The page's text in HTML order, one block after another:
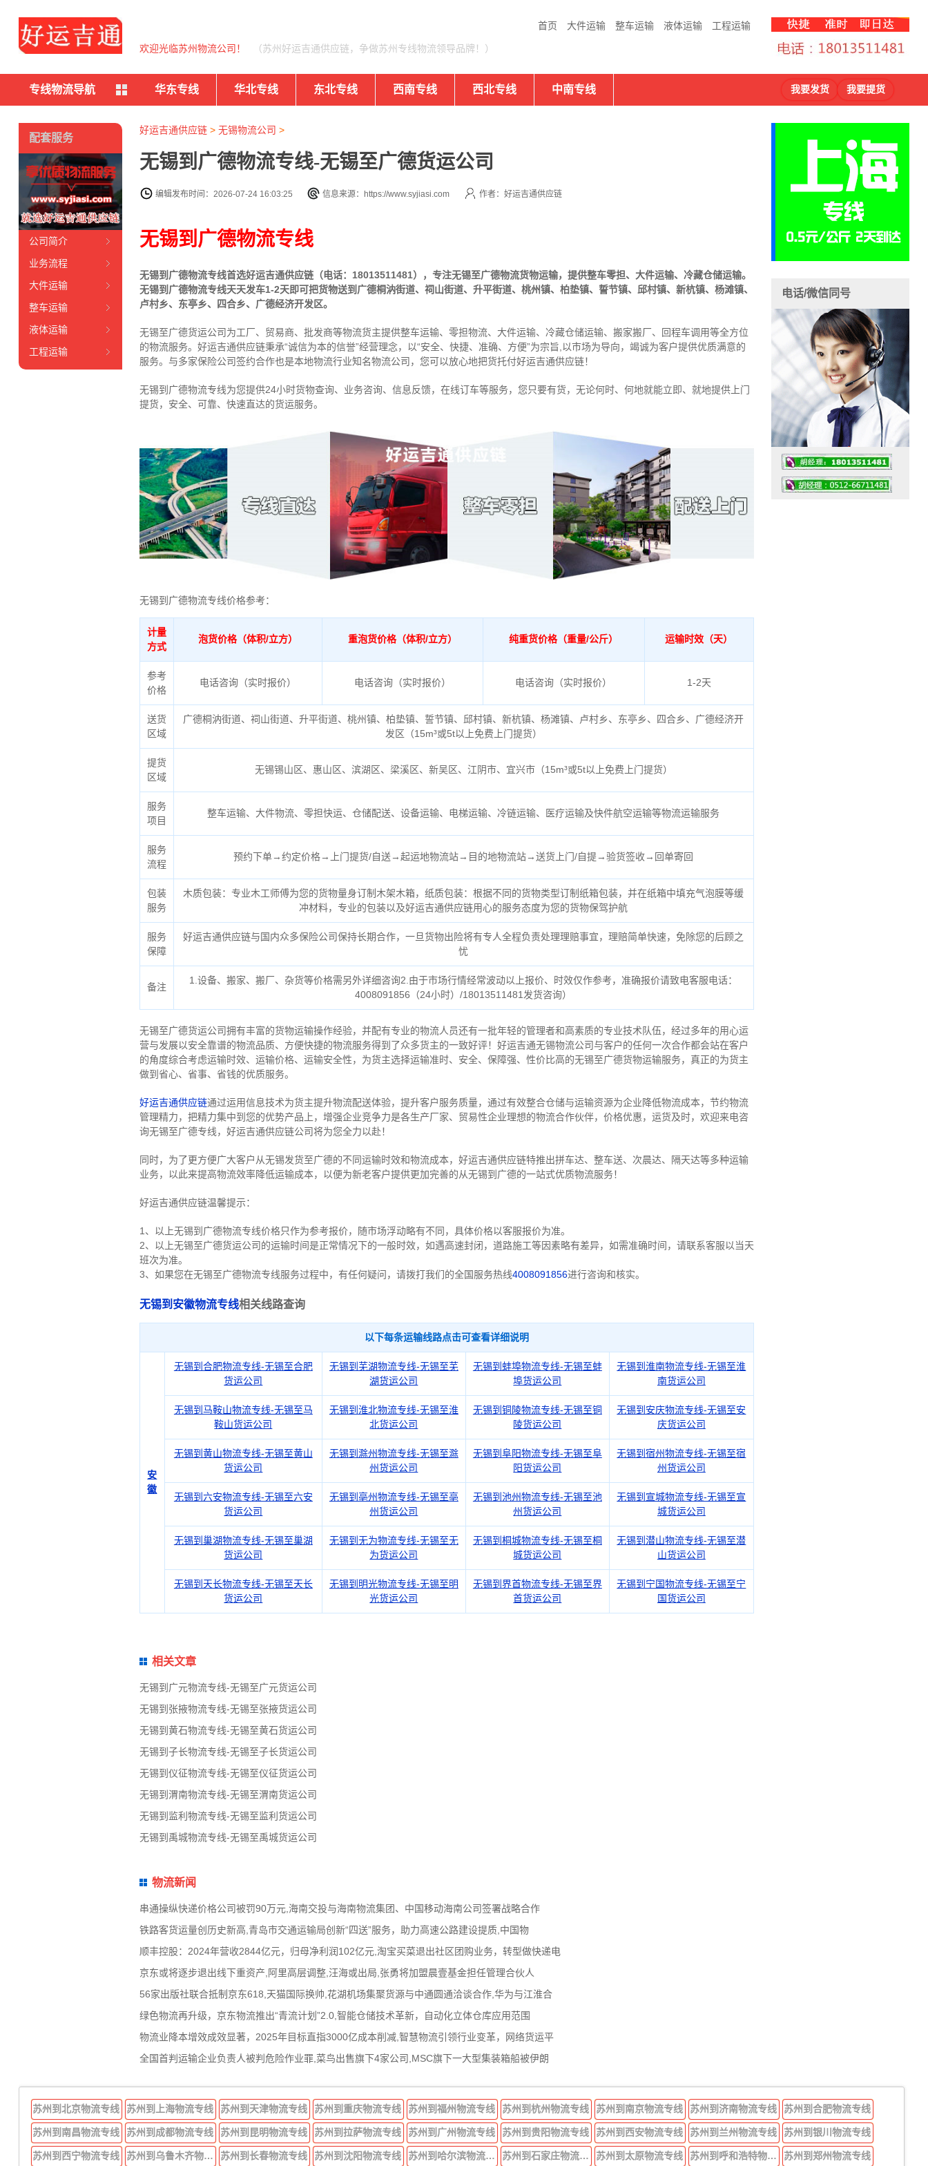
首页 大件运输 整车运输 液体运输 工程运输
欢迎光临苏州物流公司！ （苏州好运吉通供应链，争做苏州专线物流领导品牌！）
专线物流导航 华东专线 华北专线 东北专线 西南专线 西北专线 中南专线 我要发货 我要提货
好运吉通供应链> 无锡物流公司 >
无锡到广德物流专线-无锡至广德货运公司
编辑发布时间：2026-07-24 16:03:25 信息来源：https://www.syjiasi.com 作者：好运吉通供应链
无锡到广德物流专线
无锡到广德物流专线首选好运吉通供应链（电话：18013511481），专注无锡至广德物流货物运输，提供整车零担、大件运输、冷藏仓储运输。
无锡到广德物流专线天天发车1-2天即可把货物送到广德桐汭街道、祠山街道、升平街道、桃州镇、柏垫镇、誓节镇、邱村镇、新杭镇、杨滩镇、
卢村乡、东亭乡、四合乡、广德经济开发区。
无锡至广德货运公司为工厂、贸易商、批发商等物流货主提供整车运输、零担物流、大件运输、冷藏仓储运输、搬家搬厂、回程车调用等全方位
的物流服务。好运吉通供应链秉承“诚信为本的信誉”经营理念，以“安全、快捷、准确、方便”为宗旨,以市场为导向，竭诚为客户提供优质满意的
服务。 与多家保险公司签约合作也是本地物流行业知名物流公司，您可以放心地把货托付好运吉通供应链！
无锡到广德物流专线为您提供24小时货物查询、业务咨询、信息反馈，在线订车等服务，您只要有货，无论何时、何地就能立即、就地提供上门
提货，安全、可靠、快速直达的货运服务。
无锡到广德物流专线价格参考：
计量
方式
泡货价格（体积/立方） 重泡货价格（体积/立方） 纯重货价格（重量/公斤） 运输时效（天）
参考
价格
电话咨询（实时报价） 电话咨询（实时报价） 电话咨询（实时报价） 1-2天
送货
区域
广德桐汭街道、祠山街道、升平街道、桃州镇、柏垫镇、誓节镇、邱村镇、新杭镇、杨滩镇、卢村乡、东亭乡、四合乡、广德经济开
发区（15m³或5t以上免费上门提货）
提货
区域
无锡锡山区、惠山区、滨湖区、梁溪区、新吴区、江阴市、宜兴市（15m³或5t以上免费上门提货）
服务
项目
整车运输、大件物流、零担快运、仓储配送、设备运输、电梯运输、冷链运输、医疗运输及快件航空运输等物流运输服务
服务
流程
预约下单→约定价格→上门提货/自送→起运地物流站→目的地物流站→送货上门/自提→验货签收→回单寄回
包装
服务
木质包装：专业木工师傅为您的货物量身订制木架木箱，纸质包装：根据不同的货物类型订制纸箱包装，并在纸箱中填充气泡膜等缓
冲材料，专业的包装以及好运吉通供应链用心的服务态度为您的货物保驾护航
服务
保障
好运吉通供应链与国内众多保险公司保持长期合作，一旦货物出险将有专人全程负责处理理赔事宜，理赔简单快速，免除您的后顾之
忧
备注
1.设备、搬家、搬厂、杂货等价格需另外详细咨询2.由于市场行情经常波动以上报价、时效仅作参考，准确报价请致电客服电话：
4008091856（24小时）/18013511481发货咨询）
无锡至广德货运公司拥有丰富的货物运输操作经验，并配有专业的物流人员还有一批年轻的管理者和高素质的专业技术队伍，经过多年的用心运
营与发展以安全靠谱的物流品质、方便快捷的物流服务得到了众多货主的一致好评！好运吉通无锡物流公司与客户的任何一次合作都会站在客户
的角度综合考虑运输时效、运输价格、运输安全性，为货主选择运输准时、安全、保障强、性价比高的无锡至广德货物运输服务，真正的为货主
做到省心、省事、省钱的优质服务。
好运吉通供应链通过运用信息技术为货主提升物流配送体验，提升客户服务质量，通过有效整合仓储与运输资源为企业降低物流成本，节约物流
管理精力，把精力集中到您的优势产品上，增强企业竞争力是各生产厂家、贸易性企业理想的物流合作伙伴，价格优惠，运货及时，欢迎来电咨
询无锡至广德专线，好运吉通供应链公司将为您全力以赴！
同时，为了更方便广大客户从无锡发货至广德的不同运输时效和物流成本，好运吉通供应链特推出拼车达、整车送、次晨达、隔天达等多种运输
业务，以此来提高物流效率降低运输成本，以便为新老客户提供更加完善的从无锡到广德的一站式优质物流服务！
好运吉通供应链温馨提示：
1、以上无锡到广德物流专线价格只作为参考报价，随市场浮动略有不同，具体价格以客服报价为准。
2、以上无锡至广德货运公司的运输时间是正常情况下的一般时效，如遇高速封闭，道路施工等因素略有差异，如需准确时间，请联系客服以当天
班次为准。
3、如果您在无锡至广德物流专线服务过程中，有任何疑问，请拨打我们的全国服务热线4008091856进行咨询和核实。
无锡到安徽物流专线相关线路查询
以下每条运输线路点击可查看详细说明
安
徽
无锡到合肥物流专线-无锡至合肥
货运公司
无锡到芜湖物流专线-无锡至芜
湖货运公司
无锡到蚌埠物流专线-无锡至蚌
埠货运公司
无锡到淮南物流专线-无锡至淮
南货运公司
无锡到马鞍山物流专线-无锡至马
鞍山货运公司
无锡到淮北物流专线-无锡至淮
北货运公司
无锡到铜陵物流专线-无锡至铜
陵货运公司
无锡到安庆物流专线-无锡至安
庆货运公司
无锡到黄山物流专线-无锡至黄山
货运公司
无锡到滁州物流专线-无锡至滁
州货运公司
无锡到阜阳物流专线-无锡至阜
阳货运公司
无锡到宿州物流专线-无锡至宿
州货运公司
无锡到六安物流专线-无锡至六安
货运公司
无锡到亳州物流专线-无锡至亳
州货运公司
无锡到池州物流专线-无锡至池
州货运公司
无锡到宣城物流专线-无锡至宣
城货运公司
无锡到巢湖物流专线-无锡至巢湖
货运公司
无锡到无为物流专线-无锡至无
为货运公司
无锡到桐城物流专线-无锡至桐
城货运公司
无锡到潜山物流专线-无锡至潜
山货运公司
无锡到天长物流专线-无锡至天长
货运公司
无锡到明光物流专线-无锡至明
光货运公司
无锡到界首物流专线-无锡至界
首货运公司
无锡到宁国物流专线-无锡至宁
国货运公司
相关文章
无锡到广元物流专线-无锡至广元货运公司
无锡到张掖物流专线-无锡至张掖货运公司
无锡到黄石物流专线-无锡至黄石货运公司
无锡到子长物流专线-无锡至子长货运公司
无锡到仪征物流专线-无锡至仪征货运公司
无锡到渭南物流专线-无锡至渭南货运公司
无锡到监利物流专线-无锡至监利货运公司
无锡到禹城物流专线-无锡至禹城货运公司
物流新闻
串通操纵快递价格公司被罚90万元,海南交投与海南物流集团、中国移动海南公司签署战略合作
铁路客货运量创历史新高,青岛市交通运输局创新“四送”服务，助力高速公路建设提质,中国物
顺丰控股：2024年营收2844亿元，归母净利润102亿元,淘宝买菜退出社区团购业务，转型做快递电
京东或将逐步退出线下重资产,阿里高层调整,汪海或出局,张勇将加盟晨壹基金担任管理合伙人
56家出版社联合抵制京东618,天猫国际换帅,花湖机场集聚货源与中通圆通洽谈合作,华为与江淮合
绿色物流再升级，京东物流推出“青流计划”2.0,智能仓储技术革新，自动化立体仓库应用范围
物流业降本增效成效显著，2025年目标直指3000亿成本削减,智慧物流引领行业变革，网络货运平
全国首判运输企业负责人被判危险作业罪,菜鸟出售旗下4家公司,MSC旗下一大型集装箱船被伊朗
配套服务
公司简介
业务流程
大件运输
整车运输
液体运输
工程运输
电话/微信同号
苏州到北京物流专线 苏州到上海物流专线 苏州到天津物流专线 苏州到重庆物流专线 苏州到福州物流专线 苏州到杭州物流专线 苏州到南京物流专线 苏州到济南物流专线 苏州到合肥物流专线
苏州到南昌物流专线 苏州到成都物流专线 苏州到昆明物流专线 苏州到拉萨物流专线 苏州到广州物流专线 苏州到贵阳物流专线 苏州到西安物流专线 苏州到兰州物流专线 苏州到银川物流专线
苏州到西宁物流专线 苏州到乌鲁木齐物流专线 苏州到长春物流专线 苏州到沈阳物流专线 苏州到哈尔滨物流专线 苏州到石家庄物流专线 苏州到太原物流专线 苏州到呼和浩特物流专线 苏州到郑州物流专线